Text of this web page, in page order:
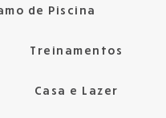
de Piscina
Treinamentos
Casa e Lazer